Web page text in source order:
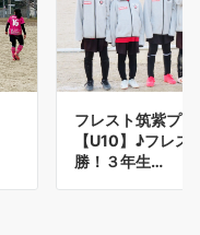
フレスト筑紫プ
【U10】♪フレス
勝！３年生…